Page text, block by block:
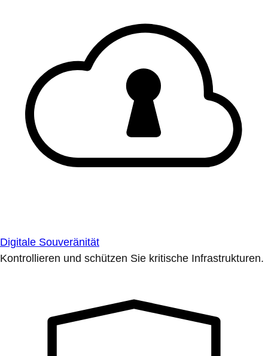
Digitale Souveränität
Kontrollieren und schützen Sie kritische Infrastrukturen.